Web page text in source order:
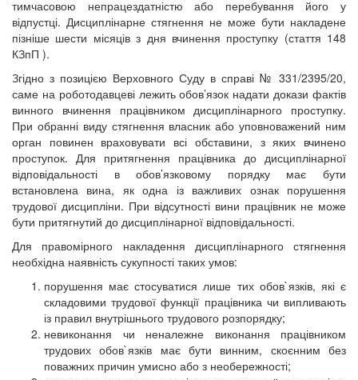
тимчасовою непрацездатністю або перебування його у
відпустці. Дисциплінарне стягнення не може бути накладене
пізніше шести місяців з дня вчинення проступку (стаття 148
КЗпП ).
Згідно з позицією Верховного Суду в справі № 331/2395/20,
саме на роботодавцеві лежить обов’язок надати докази фактів
винного вчинення працівником дисциплінарного проступку.
При обранні виду стягнення власник або уповноважений ним
орган повинен враховувати всі обставини, з яких вчинено
проступок. Для притягнення працівника до дисциплінарної
відповідальності в обов’язковому порядку має бути
встановлена вина, як одна із важливих ознак порушення
трудової дисципліни. При відсутності вини працівник не може
бути притягнутий до дисциплінарної відповідальності.
Для правомірного накладення дисциплінарного стягнення
необхідна наявність сукупності таких умов:
порушення має стосуватися лише тих обов`язків, які є
складовими трудової функції працівника чи випливають
із правил внутрішнього трудового розпорядку;
невиконання чи неналежне виконання працівником
трудових обов`язків має бути винним, скоєнним без
поважних причин умисно або з необережності;